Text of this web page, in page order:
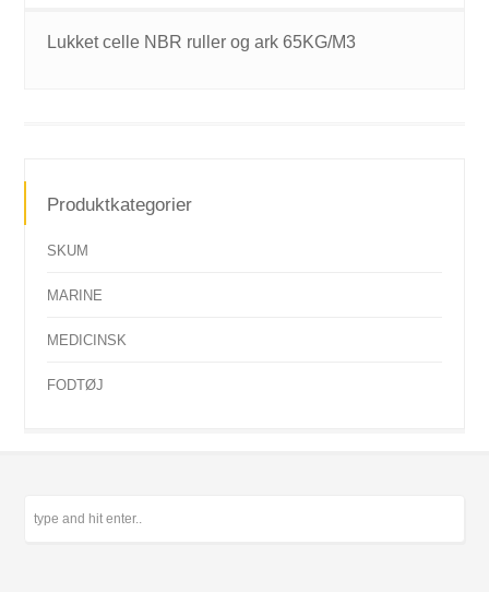
Lukket celle NBR ruller og ark 65KG/M3
Produktkategorier
SKUM
MARINE
MEDICINSK
FODTØJ